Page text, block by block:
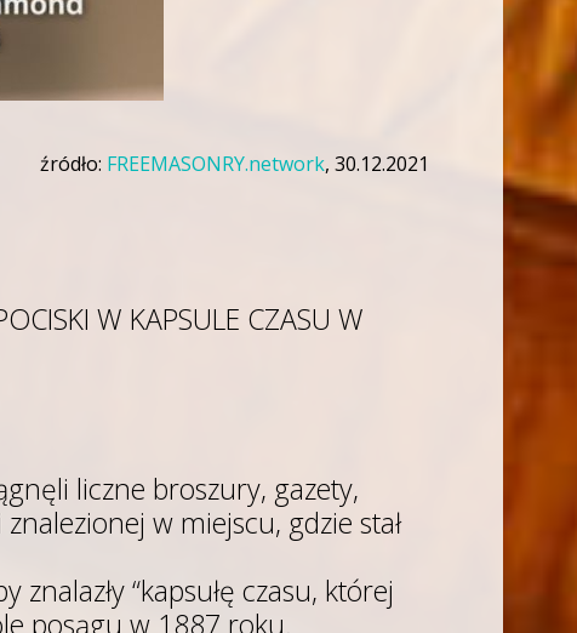
źródło: FREEMASONRY.network, 30.12.2021
W KAPSULE CZASU W
liczne broszury, gazety,
w miejscu, gdzie stał
znalazły “kapsułę czasu, której
posągu w 1887 roku.